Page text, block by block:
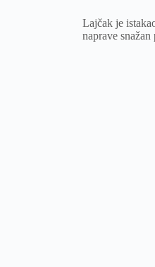
Lajčak je
naprave snažan